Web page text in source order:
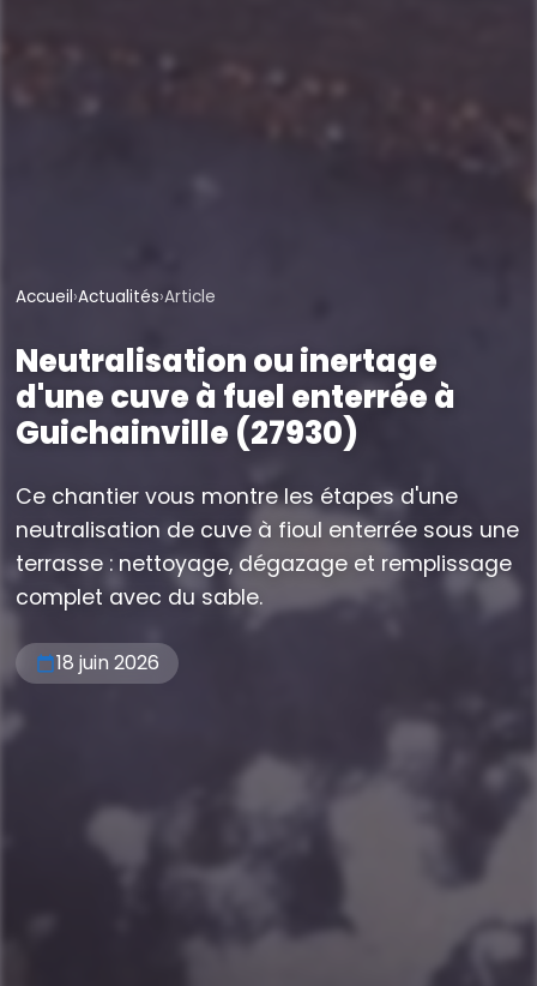
Accueil›Actualités›Article
Neutralisation ou inertage
d'une cuve à fuel enterrée à
Guichainville (27930)
Ce chantier vous montre les étapes d'une
neutralisation de cuve à fioul enterrée sous une
terrasse : nettoyage, dégazage et remplissage
complet avec du sable.
18 juin 2026